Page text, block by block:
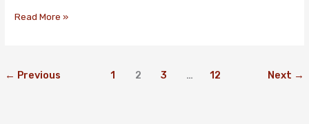
estudam
Read More »
← Previous 1 2 3 … 12 Next →